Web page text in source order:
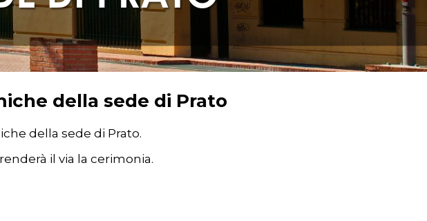
della sede di Prato
della sede di Prato.
il via la cerimonia.